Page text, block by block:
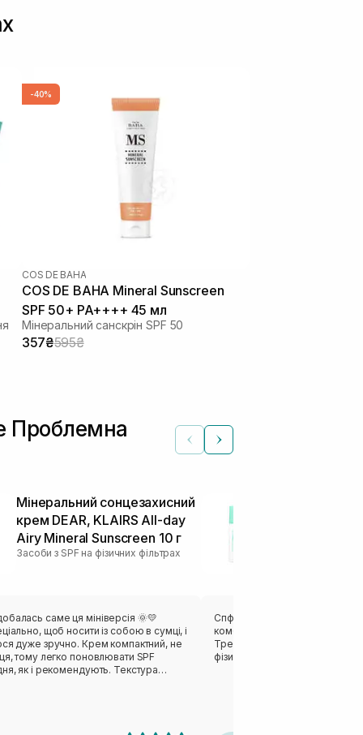
-40%
COS DE BAHA
COS DE BAHA Mineral Sunscreen
SPF 50+ PA++++ 45 мл
Мінеральний санскрін SPF 50
357₴595₴
Проблемна
Мінеральний сонцезахисний
крем DEAR, KLAIRS All-day
Airy Mineral Sunscreen 10 г
Засоби з SPF на фізичних фільтрах
саме ця мініверсія 🌞💛
щоб носити із собою в сумці, і
дуже зручно. Крем компактний, не
тому легко поновлювати SPF
як і рекомендують. Текстура
Спф мені підійшов, так як я
комбіновану і чутливу,
Треба час щоб гарно
фізичних фільтрах і має щільну